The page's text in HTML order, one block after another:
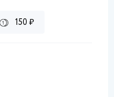
150 ₽